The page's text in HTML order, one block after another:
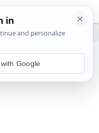
Google